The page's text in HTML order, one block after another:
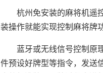
杭州免安装的麻将机遥
装操作就能实现控制麻将牌
蓝牙或无线信号控制原
件预设好牌型等指令，发送